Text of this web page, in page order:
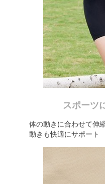
スポーツ
体の動きに合わせて伸
動きも快適にサポート